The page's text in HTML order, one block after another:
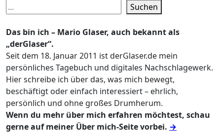
Suchen
Das bin ich – Mario Glaser, auch bekannt als
„derGlaser“.
Seit dem 18. Januar 2011 ist derGlaser.de mein
persönliches Tagebuch und digitales Nachschlagewerk.
Hier schreibe ich über das, was mich bewegt,
beschäftigt oder einfach interessiert – ehrlich,
persönlich und ohne großes Drumherum.
Wenn du mehr über mich erfahren möchtest, schau
gerne auf meiner Über mich-Seite vorbei. →